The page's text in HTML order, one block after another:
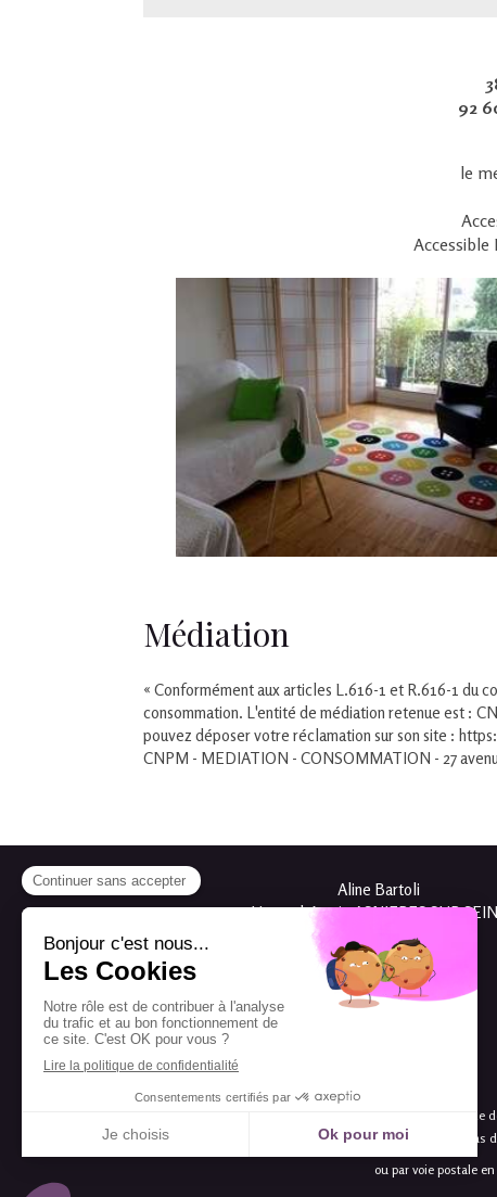
92
le
​Accessible
Médiation
« Conformément aux articles L.616-1 et R.616-1 du
consommation. L'entité de médiation retenue est :
pouvez déposer votre réclamation sur son site :
CNPM - MEDIATION - CONSOMMATION - 27
Aline Bartoli
Hypnothérapie ASNIERES SUR
Asnières-sur-Seine
38 rue de Nanterre
Asnières-sur-Seine
du code
MÉDIATION - CONSOMMATION. En
ou par voie postale